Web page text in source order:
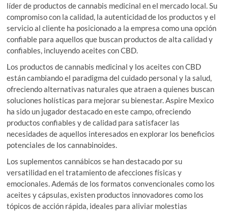
líder de productos de cannabis medicinal en el mercado local. Su
compromiso con la calidad, la autenticidad de los productos y el
servicio al cliente ha posicionado a la empresa como una opción
confiable para aquellos que buscan productos de alta calidad y
confiables, incluyendo aceites con CBD.
Los productos de cannabis medicinal y los aceites con CBD
están cambiando el paradigma del cuidado personal y la salud,
ofreciendo alternativas naturales que atraen a quienes buscan
soluciones holísticas para mejorar su bienestar. Aspire Mexico
ha sido un jugador destacado en este campo, ofreciendo
productos confiables y de calidad para satisfacer las
necesidades de aquellos interesados en explorar los beneficios
potenciales de los cannabinoides.
Los suplementos cannábicos se han destacado por su
versatilidad en el tratamiento de afecciones físicas y
emocionales. Además de los formatos convencionales como los
aceites y cápsulas, existen productos innovadores como los
tópicos de acción rápida, ideales para aliviar molestias